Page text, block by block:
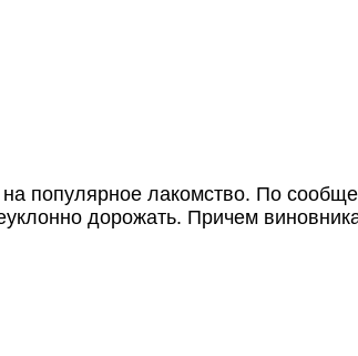
популярное лакомство. По
дорожать. Причем